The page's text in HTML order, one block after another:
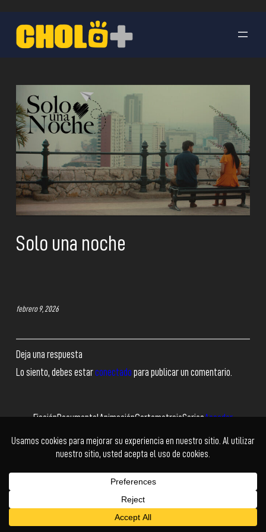
contenido
Solo una noche
febrero 9, 2026
Deja una respuesta
Lo siento, debes estarconectado para publicar un comentario.
FicciónDocumentalAnimaciónCortometrajeSeriesAcceder
Facebook
Twitter
Instagram
YouTube